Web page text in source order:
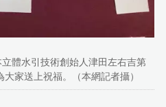
體水引技術創始人津田左右吉第
家送上祝福。（本網記者攝）